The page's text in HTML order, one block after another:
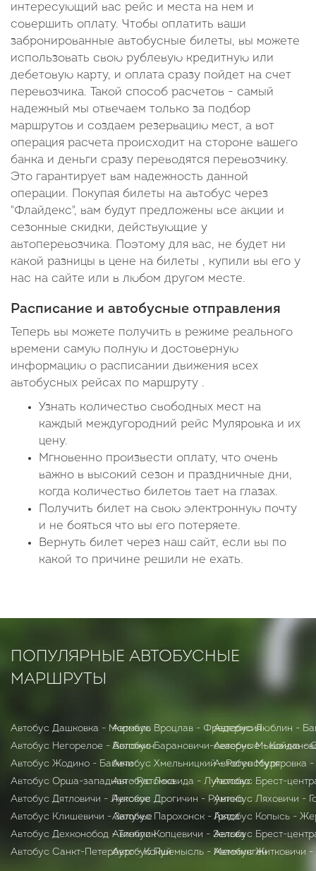
интересующий вас рейс и места на нем и
совершить оплату. Чтобы оплатить ваши
забронированные автобусные билеты, вы можете
использовать свою рублевую кредитную или
дебетовую карту, и оплата сразу пойдет на счет
перевозчика. Такой способ расчетов - самый
надежный мы отвечаем только за подбор
маршрутов и создаем резервацию мест, а вот
операция расчета происходит на стороне вашего
банка и деньги сразу переводятся перевозчику.
Это гарантирует вам надежность данной
операции. Покупая билеты на автобус через
"Флайдекс", вам будут предложены все акции и
сезонные скидки, действующие у
автоперевозчика. Поэтому для вас, не будет ни
какой разницы в цене на билеты , купили вы его у
нас на сайте или в любом другом месте.
Расписание и автобусные отправления
Теперь вы можете получить в режиме реального
времени самую полную и достоверную
информацию о расписании движения всех
автобусных рейсах по маршруту .
Узнать количество свободных мест на
каждый междугородний рейс Муляровка и их
цену.
Мгновенно произвести оплату, что очень
важно в высокий сезон и праздничные дни,
когда количество билетов тает на глазах.
Получить билет на свою электронную почту
и не бояться что вы его потеряете.
Вернуть билет через наш сайт, если вы по
какой то причине решили не ехать.
ПОПУЛЯРНЫЕ АВТОБУСНЫЕ
МАРШРУТЫ
Автобус Дашковка - Мормаль
Автобус Негорелое - Воложин
Автобус Жодино - Бабичи
Автобус Орша-западная - Ратомка
Автобус Дятловичи - Лукское
Автобус Клишевичи - Залучье
Автобус Дехконобод - Тинчлик
Автобус Санкт-Петербург - Кокуй
Автобус Вроцлав - Фредерисия
Автобус Барановичи-северные -
Автобус Хмельницкий - Регенсбург
Автобус Лосвида - Луполово
Автобус Дрогичин - Румино
Автобус Парохонск - Гряда
Автобус Копцевичи - Зельва
Автобус Пшемысль - Мемминген
Автобус Люблин -
Автобус Мышанка -
Автобус Муляровка -
Автобус Брест-
Автобус Ляховичи -
Автобус Копысь -
Автобус Брест-
Автобус Житковичи -